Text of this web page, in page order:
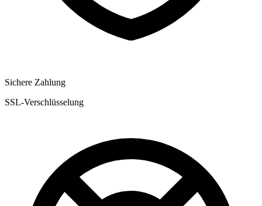
Sichere Zahlung
SSL-Verschlüsselung